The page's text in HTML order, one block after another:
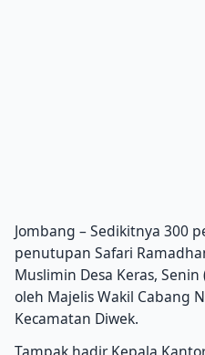
Jombang – Sedikitnya 300
penutupan Safari
Muslimin Desa Keras,
oleh Majelis Wakil Cabang
Kecamatan Diwek.
Tampak hadir Kepala